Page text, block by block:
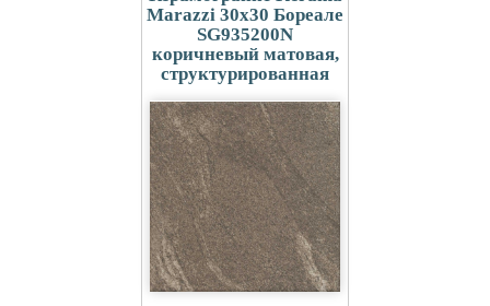
Marazzi 30x30 Бореале
SG935200N
коричневый матовая,
структурированная